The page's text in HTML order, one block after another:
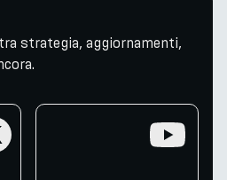
strategia, aggiornamenti,